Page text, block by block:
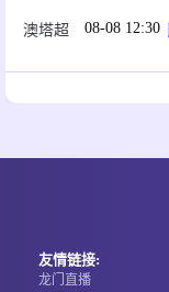
澳塔超 08-08 12:30
08-08 13:00
友情链接:
龙门直播